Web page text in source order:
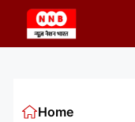
content
Home